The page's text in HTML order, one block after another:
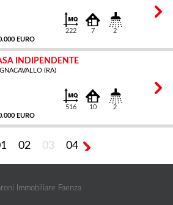
EURO
222 7 2
INDIPENDENTE
(RA)
EURO
516 10 2
02 03 04
Immobiliare Faenza